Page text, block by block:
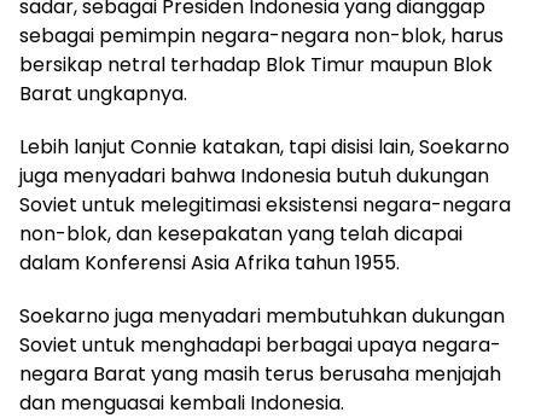
sadar, sebagai Presiden Indonesia yang dianggap
sebagai pemimpin negara-negara non-blok, harus
bersikap netral terhadap Blok Timur maupun Blok
Barat ungkapnya.
Lebih lanjut Connie katakan, tapi disisi lain, Soekarno
juga menyadari bahwa Indonesia butuh dukungan
Soviet untuk melegitimasi eksistensi negara-negara
non-blok, dan kesepakatan yang telah dicapai
dalam Konferensi Asia Afrika tahun 1955.
Soekarno juga menyadari membutuhkan dukungan
Soviet untuk menghadapi berbagai upaya negara-
negara Barat yang masih terus berusaha menjajah
dan menguasai kembali Indonesia.